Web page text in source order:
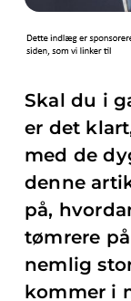
Skal du i
er det
med de
denne
på,
tømrere
nemlig
kommer i